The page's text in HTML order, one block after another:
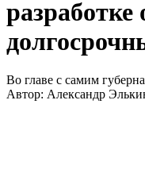
Во главе с самим
Автор: Александр